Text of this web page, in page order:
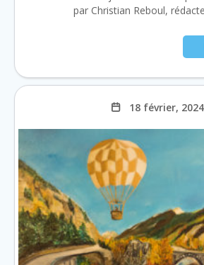
par Christian Reboul,
18 février, 2024